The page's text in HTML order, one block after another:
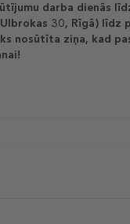
darba dienās
30, Rīgā) līdz
nosūtīta ziņa, kad